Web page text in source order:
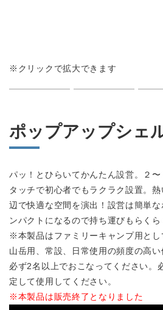
修理依頼・製品問
tel.0256-
※クリックで拡大できます
ポップアップシェ
パッ！とひらいてかんたん設営。２
タッチで初心者でもラクラク設置。
辺で快適な空間を演出！設営は簡単
ンパクトになるので持ち運びもらくら
※本製品はファミリーキャンプ用と
山岳用、常設、日常使用の頻度の高い
必ず2名以上でおこなってください。
定して使用してください。
※本製品は販売終了となりました